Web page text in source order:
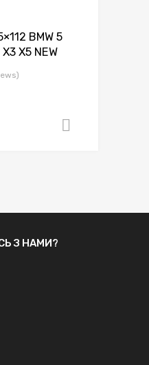
BMW 5
X3 X5 NEW
З НАМИ?